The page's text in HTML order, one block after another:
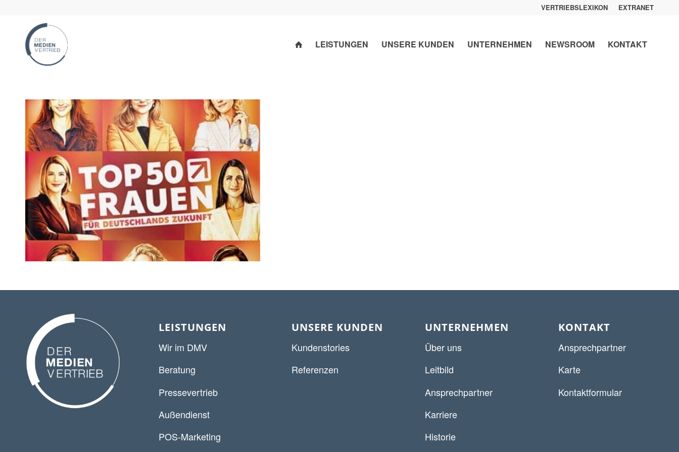
VERTRIEBSLEXIKON EXTRANET
LEISTUNGEN UNSERE KUNDEN UNTERNEHMEN NEWSROOM KONTAKT
LEISTUNGEN
Wir im DMV
Beratung
Pressevertrieb
Außendienst
POS-Marketing
UNSERE KUNDEN
Kundenstories
Referenzen
UNTERNEHMEN
Über uns
Leitbild
Ansprechpartner
Karriere
Historie
KONTAKT
Ansprechpartner
Karte
Kontaktformular